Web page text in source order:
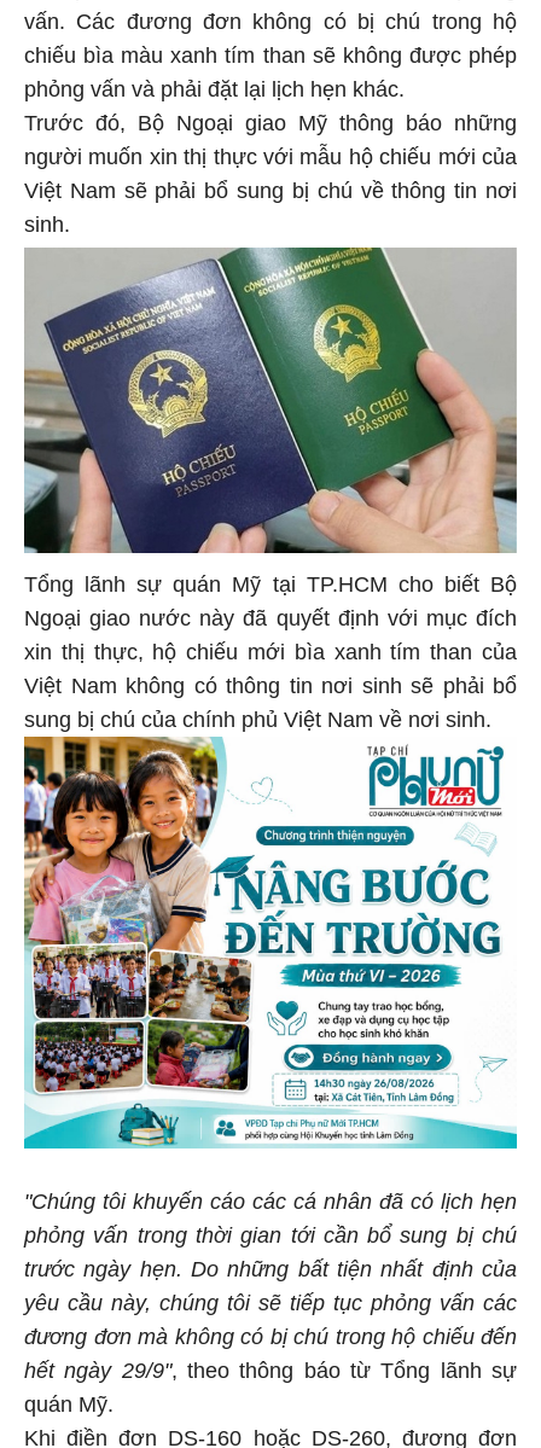
vấn. Các đương đơn không có bị chú trong hộ
chiếu bìa màu xanh tím than sẽ không được phép
phỏng vấn và phải đặt lại lịch hẹn khác.
Trước đó, Bộ Ngoại giao Mỹ thông báo những
người muốn xin thị thực với mẫu hộ chiếu mới của
Việt Nam sẽ phải bổ sung bị chú về thông tin nơi
sinh.
Tổng lãnh sự quán Mỹ tại TP.HCM cho biết Bộ
Ngoại giao nước này đã quyết định với mục đích
xin thị thực, hộ chiếu mới bìa xanh tím than của
Việt Nam không có thông tin nơi sinh sẽ phải bổ
sung bị chú của chính phủ Việt Nam về nơi sinh.
"Chúng tôi khuyến cáo các cá nhân đã có lịch hẹn
phỏng vấn trong thời gian tới cần bổ sung bị chú
trước ngày hẹn. Do những bất tiện nhất định của
yêu cầu này, chúng tôi sẽ tiếp tục phỏng vấn các
đương đơn mà không có bị chú trong hộ chiếu đến
hết ngày 29/9", theo thông báo từ Tổng lãnh sự
quán Mỹ.
Khi điền đơn DS-160 hoặc DS-260, đương đơn